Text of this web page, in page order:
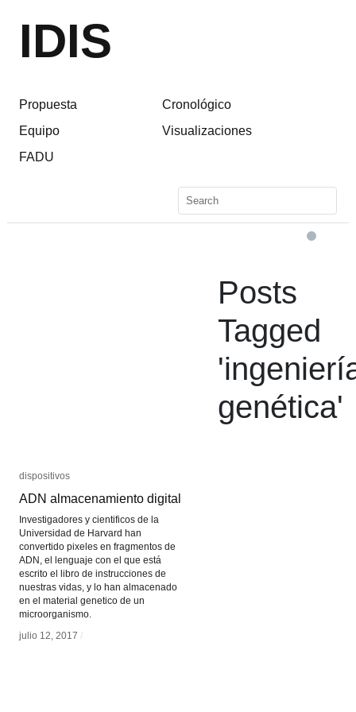
IDIS
Propuesta
Equipo
FADU
Cronológico
Visualizaciones
Posts
Tagged
'
genética'
dispositivos
ADN almacenamiento digital
Investigadores y cientificos de la
Universidad de Harvard han
convertido pixeles en fragmentos de
ADN, el lenguaje con el que está
escrito el libro de instrucciones de
nuestras vidas, y lo han almacenado
en el material genetico de un
microorganismo.
julio 12, 2017 /
dispositivos
ADN almacenamiento digital
julio 12, 2017 /